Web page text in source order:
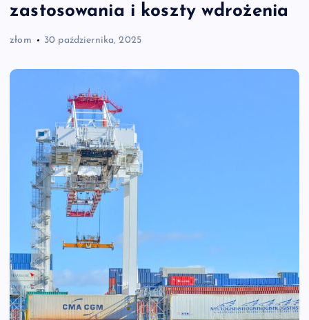
zastosowania i koszty wdrożenia
złom 30 października, 2025